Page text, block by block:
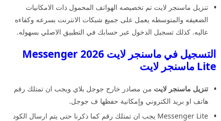
تنزيل ماسنجر لايت تم تخصيصه الهواتف المحمول ذات الامكانيات
الضعيفه والمتوسطه يعمل على جميع شبكات الانترنت بسرعه وكفاءه
عاليه. كذلك تسجيل الدخول عبر حسابك في التطبيق الاصلي بسهوله.
التسجيل في ماسنجر لايت 2026 Messenger
Lite ماسنجر لايت
تنزيل ماسنجر لايت من مصادر خارج جوجل بلاي ويجب ان تمتلك رقم
هاتف او بريد الكتروني وإمكانية حفظها ف جوجل.
Messenger Lite يجب ان تمتلك رقم كما ذكرنا حتى يتم ارسال الكود